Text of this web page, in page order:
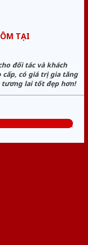
TẠI
đối tác và khách
cấp, có giá trị gia tăng
tương lai tốt đẹp hơn!
phí: 0824.400.400